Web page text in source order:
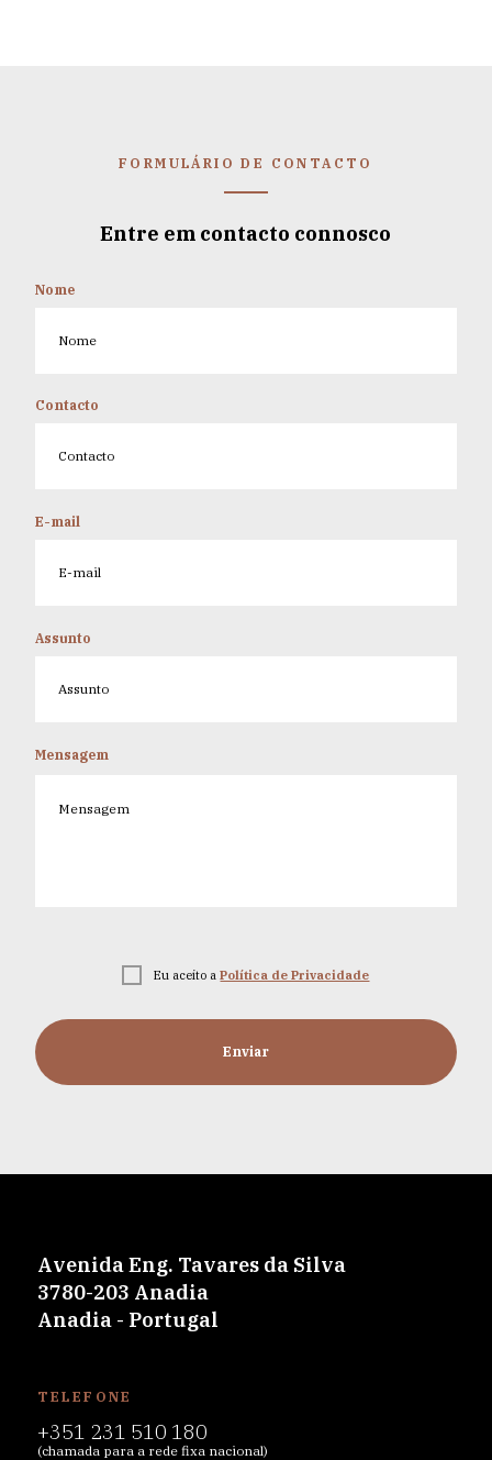
FORMULÁRIO DE CONTACTO
Entre em contacto connosco
Nome
Contacto
E-mail
Assunto
Mensagem
Eu aceito aPolítica de Privacidade
Enviar
Avenida Eng. Tavares da Silva
3780-203 Anadia
Anadia - Portugal
TELEFONE
+351 231 510 180
(chamada para a rede fixa nacional)